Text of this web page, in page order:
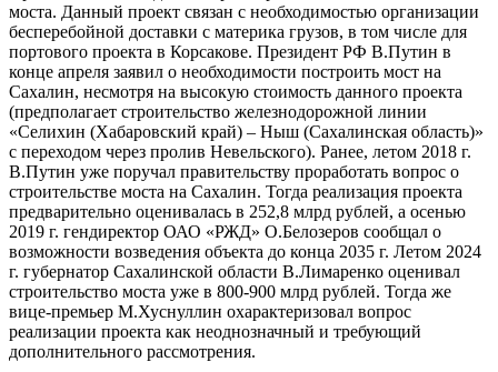
моста. Данный проект связан с необходимостью организации
бесперебойной доставки с материка грузов, в том числе для
портового проекта в Корсакове. Президент РФ В.Путин в
конце апреля заявил о необходимости построить мост на
Сахалин, несмотря на высокую стоимость данного проекта
(предполагает строительство железнодорожной линии
«Селихин (Хабаровский край) – Ныш (Сахалинская область)»
с переходом через пролив Невельского). Ранее, летом 2018 г.
В.Путин уже поручал правительству проработать вопрос о
строительстве моста на Сахалин. Тогда реализация проекта
предварительно оценивалась в 252,8 млрд рублей, а осенью
2019 г. гендиректор ОАО «РЖД» О.Белозеров сообщал о
возможности возведения объекта до конца 2035 г. Летом 2024
г. губернатор Сахалинской области В.Лимаренко оценивал
строительство моста уже в 800-900 млрд рублей. Тогда же
вице-премьер М.Хуснуллин охарактеризовал вопрос
реализации проекта как неоднозначный и требующий
дополнительного рассмотрения.